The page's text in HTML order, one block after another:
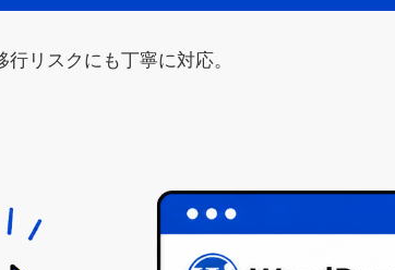
リスクにも丁寧に対応。